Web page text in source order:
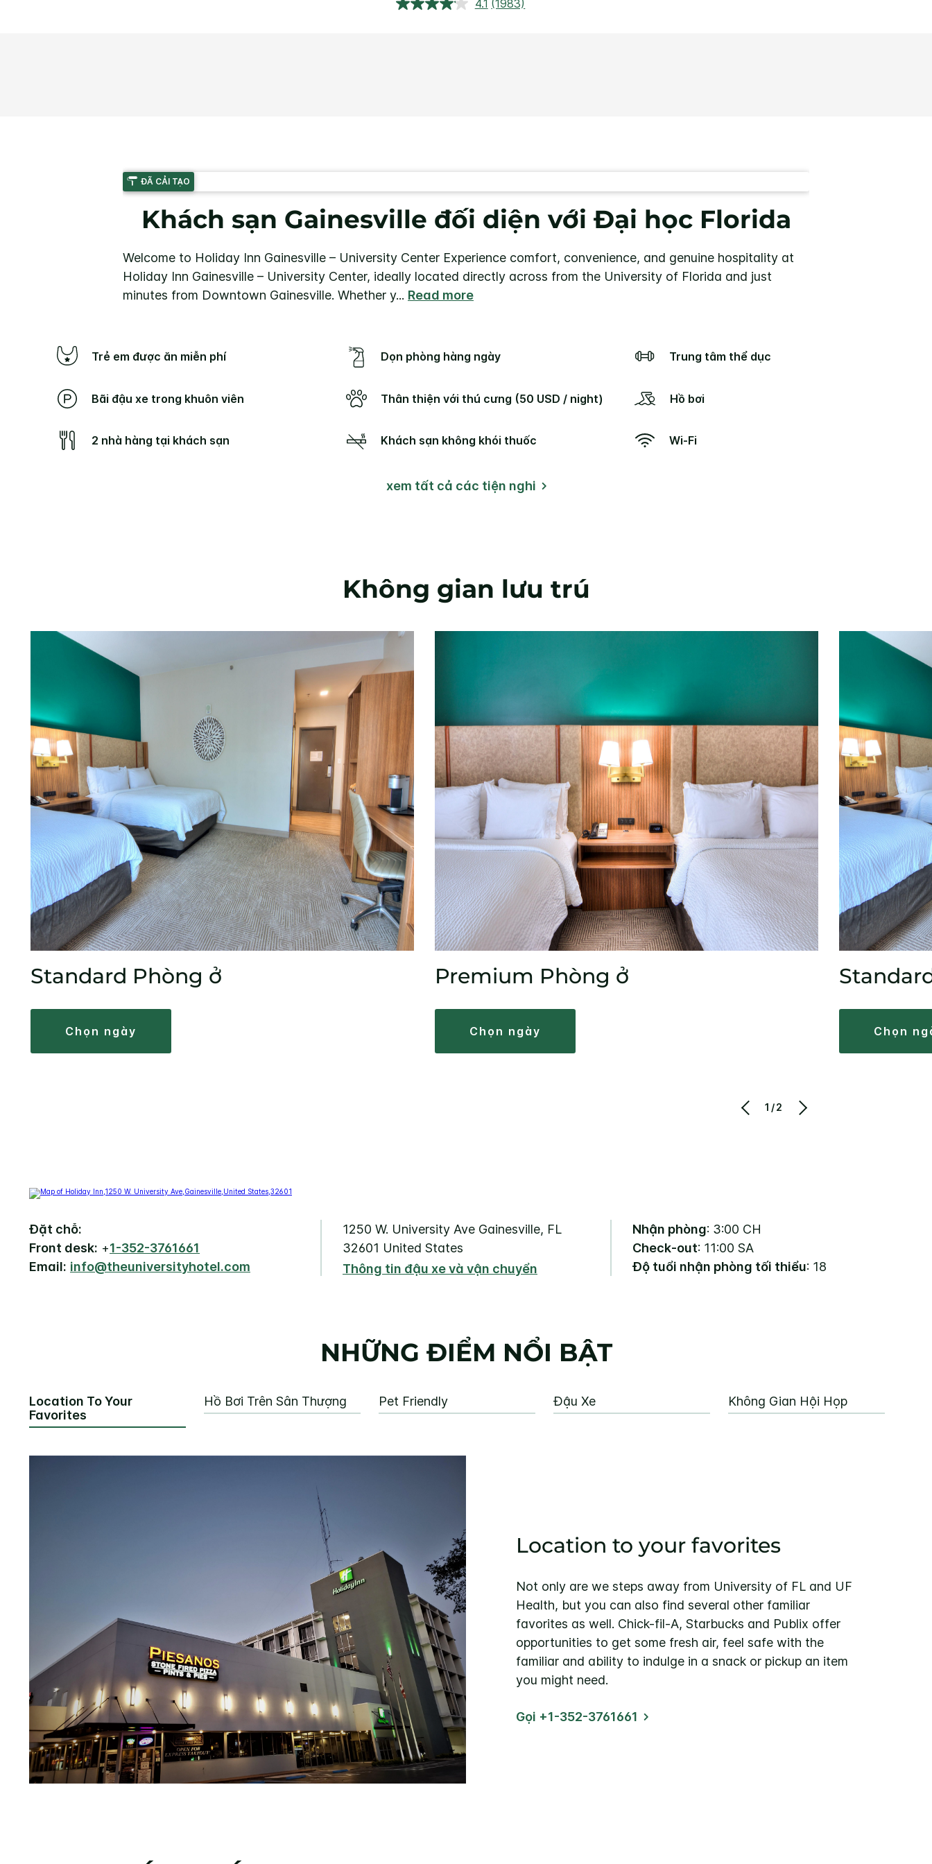
4.1 Đọc
(1983)
ĐÃ CẢI TẠO
Khách sạn Gainesville đối diện với Đại học Florida
Welcome to Holiday Inn Gainesville – University Center Experience comfort, convenience, and genuine hospitality at
Holiday Inn Gainesville – University Center, ideally located directly across from the University of Florida and just
minutes from Downtown Gainesville. Whether y... Read more
Trẻ em được ăn miễn phí Dọn phòng hàng ngày Trung tâm thể dục
Bãi đậu xe trong khuôn viên Thân thiện với thú cưng (50 USD / night) Hồ bơi
2 nhà hàng tại khách sạn Khách sạn không khói thuốc Wi-Fi
xem tất cả các tiện nghi
Không gian lưu trú
Standard Phòng ở
chọn ngày
Premium Phòng ở
chọn ngày chọn
1/2
Đặt chỗ:
Front desk: +1-352-3761661
Email: info@theuniversityhotel.com
1250 W. University Ave Gainesville, FL
32601 United States
Thông tin đậu xe và vận chuyển
Nhận phòng: 3:00 CH
Check-out: 11:00 SA
Độ tuổi nhận phòng tối thiểu: 18
NHỮNG ĐIỂM NỔI BẬT
Location To Your
Favorites
Hồ Bơi Trên Sân Thượng Pet Friendly Đậu Xe Không Gian Hội Họp
Location to your favorites
Not only are we steps away from University of FL and UF
Health, but you can also find several other familiar
favorites as well. Chick-fil-A, Starbucks and Publix offer
opportunities to get some fresh air, feel safe with the
familiar and ability to indulge in a snack or pickup an item
you might need.
Gọi +1-352-3761661